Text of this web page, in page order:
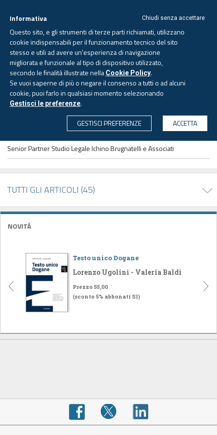
CERCA
Giovedì, 6 agosto 2026 - Aggiornato alle 6.00
PAGINA AUTORE
Avvocato
Senior Partner Studio Legale Ichino Brugnatelli e Associati
TUTTI GLI ARTICOLI (45)
NOVITÁ
Testo unico Dogane
Lorenzo Ugolini - Valeria Baldi
Prezzo 55,00
(sconto 5% abbonati SI)
Chiudi senza accettare
Informativa
Questo sito, e gli strumenti di terze parti richiamati, utilizzano
cookie indispensabili per il funzionamento tecnico del sito
stesso e utili ad avere un'esperienza di navigazione
migliorata e funzionale al tipo di dispositivo utilizzato,
secondo le finalità illustrate nella Cookie Policy.
Se vuoi saperne di più o negare il consenso a tutti o ad alcuni
cookie, puoi farlo in qualsiasi momento selezionando
Gestisci le preferenze.
GESTISCI PREFERENZE
ACCETTA